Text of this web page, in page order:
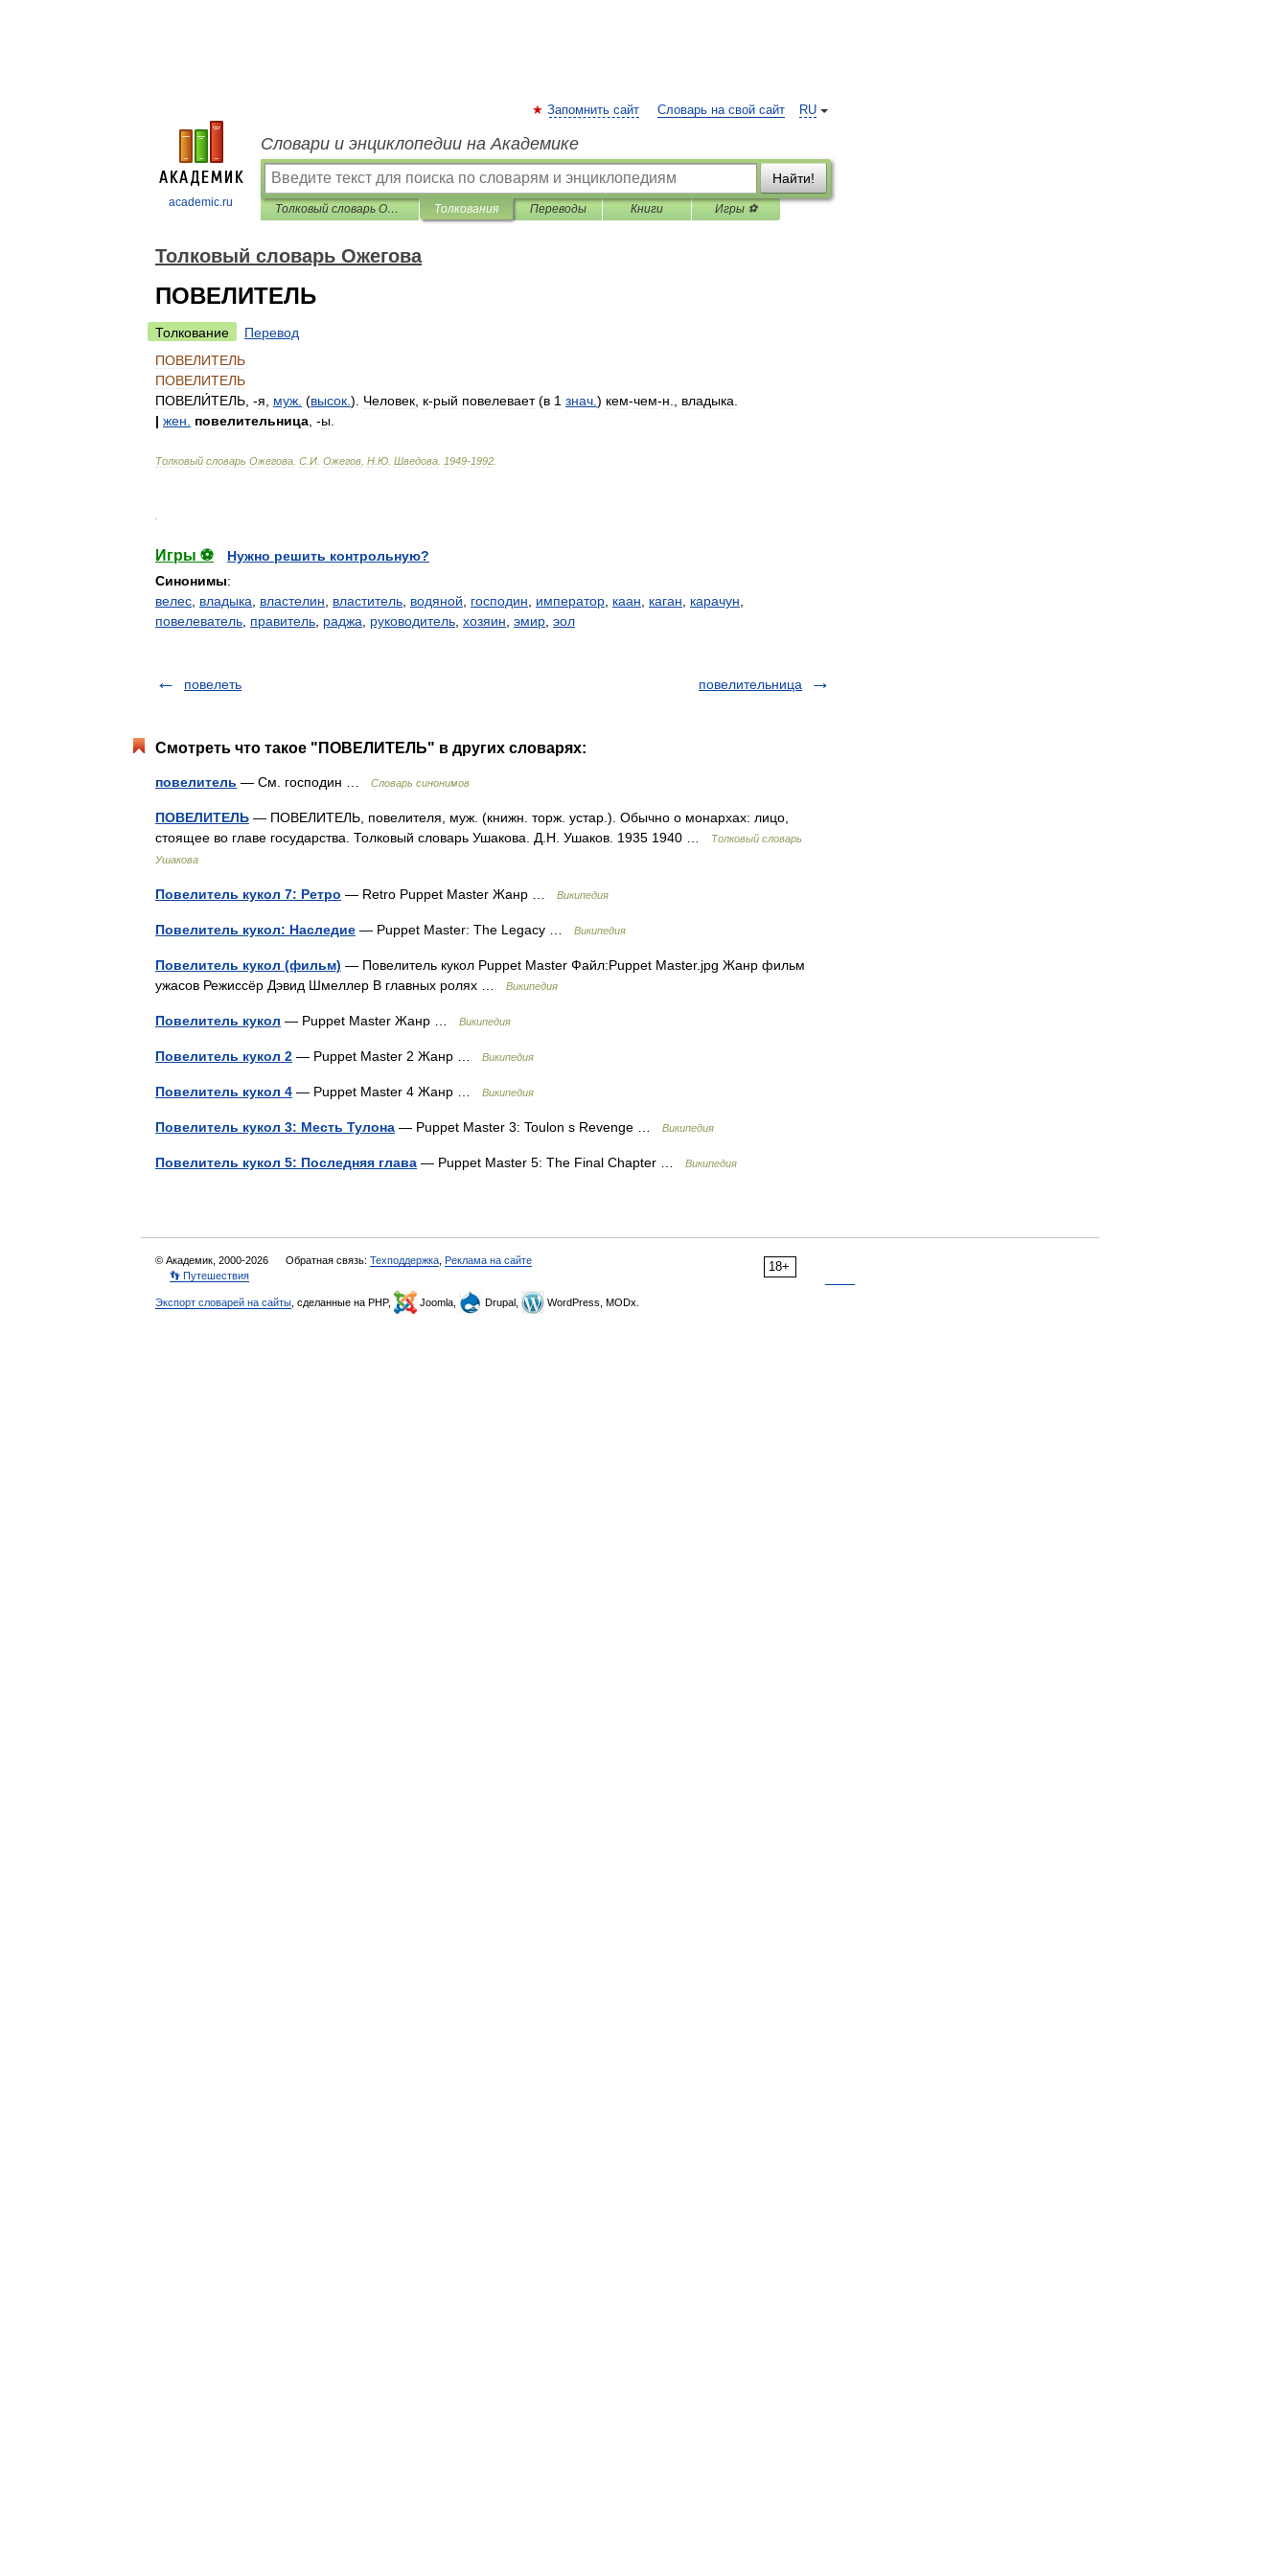
academic.ru
RU
Запомнить сайт Словарь на свой сайт
Словари и энциклопедии на Академике
Найти!
Толковый словарь Ожегова Толкования Переводы Книги Игры ⚽
Толковый словарь Ожегова
ПОВЕЛИТЕЛЬ
Толкование
Перевод
ПОВЕЛИТЕЛЬ
ПОВЕЛИТЕЛЬ
ПОВЕЛИ́ТЕЛЬ , -я муж (высок ). Человек к-рый повелевает(в 1 знач ) кем-чем-н владыка
| жен повелительница , -ы
Толковый словарь Ожегова С И Ожегов Н Ю Шведова 1949-1992
Игры ⚽
Нужно решить контрольную?
Синонимы:
велес владыка властелин властитель водяной господин император каан каган карачун
повелеватель правитель раджа руководитель хозяин эмир эол
повелеть повелительница
Смотреть что такое "ПОВЕЛИТЕЛЬ" в других словарях:
повелитель — См. господин … Словарь синонимов
ПОВЕЛИТЕЛЬ — ПОВЕЛИТЕЛЬ, повелителя, муж. (книжн. торж. устар.). Обычно о монархах: лицо,
стоящее во главе государства. Толковый словарь Ушакова. Д.Н. Ушаков. 1935 1940 …
Толковый словарь
Ушакова
Повелитель кукол 7: Ретро — Retro Puppet Master Жанр … Википедия
Повелитель кукол: Наследие — Puppet Master: The Legacy … Википедия
Повелитель кукол (фильм) — Повелитель кукол Puppet Master Файл:Puppet Master.jpg Жанр фильм
ужасов Режиссёр Дэвид Шмеллер В главных ролях …
Википедия
Повелитель кукол — Puppet Master Жанр … Википедия
Повелитель кукол 2 — Puppet Master 2 Жанр … Википедия
Повелитель кукол 4 — Puppet Master 4 Жанр … Википедия
Повелитель кукол 3: Месть Тулона — Puppet Master 3: Toulon s Revenge … Википедия
Повелитель кукол 5: Последняя глава — Puppet Master 5: The Final Chapter … Википедия
18+
© Академик, 2000-2026 Обратная связь: Техподдержка Реклама на сайте
👣 Путешествия
Экспорт словарей на сайты , сделанные на PHP, Joomla, Drupal, WordPress, MODx.